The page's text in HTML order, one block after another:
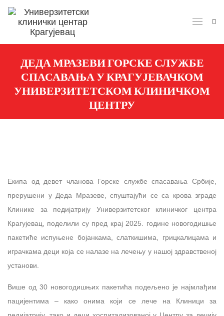
ДЕДА МРАЗЕВИ ГОРСКЕ СЛУЖБЕ
СПАСАВАЊА У КРАГУЈЕВАЧКОМ
УНИВЕРЗИТЕТСКОМ КЛИНИЧКОМ
ЦЕНТРУ
Екипа од девет чланова Горске службе спасавања Србије,
прерушени у Деда Мразеве, спуштајући се са крова зграде
Клинике за педијатрију Универзитетског клиничког центра
Крагујевац, поделили су пред крај 2025. године новогодишње
пакетиће испуњене бојанкама, слаткишима, грицкалицама и
играчкама деци која се налазе на лечењу у нашој здравственој
установи.
Више од 30 новогодишњих пакетића подељено је најмлађим
пацијентима – како онима који се лече на Клиници за